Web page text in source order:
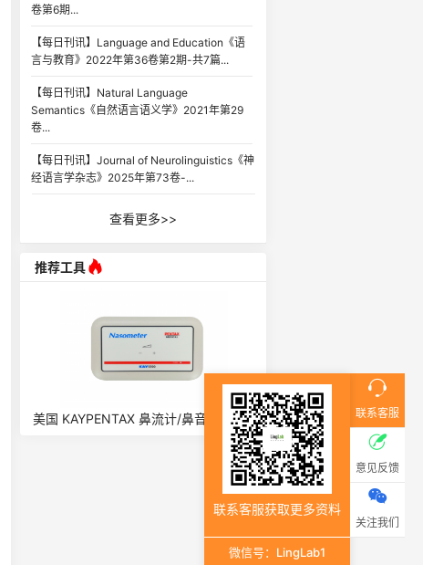
联系客服
联系客服获取更多资料
微信号：LingLab1
意见反馈
关注我们
卷第6期...
【每日刊讯】Language and Education《语
言与教育》2022年第36卷第2期-共7篇...
【每日刊讯】Natural Language
Semantics《自然语言语义学》2021年第29
卷...
【每日刊讯】Journal of Neurolinguistics《神
经语言学杂志》2025年第73卷-...
查看更多>>
推荐工具
美国 KAYPENTAX 鼻流计/鼻音计 6500 英国 AI 言语超声采集仪